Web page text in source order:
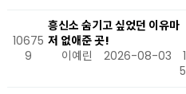
10675
9
흥신소 숨기고 싶었던 이유마
저 없애준 곳!
이예린
2026-08-03
1
5